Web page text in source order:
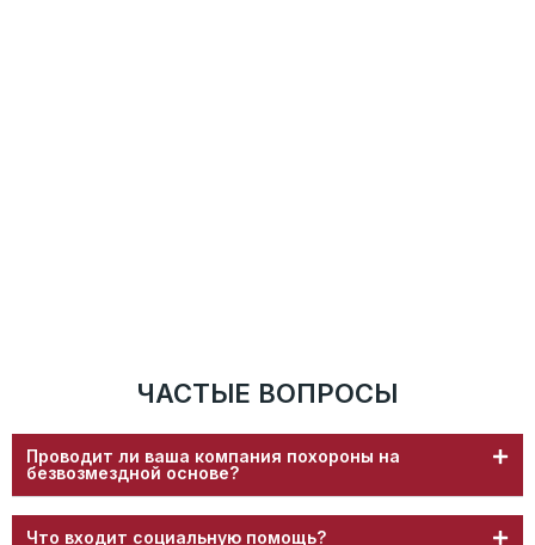
ЧАСТЫЕ ВОПРОСЫ
Проводит ли ваша компания похороны на
безвозмездной основе?
Что входит социальную помощь?